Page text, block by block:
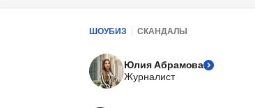
ШОУБИЗ СКАНДАЛЫ
Юлия Абрамова
Журналист